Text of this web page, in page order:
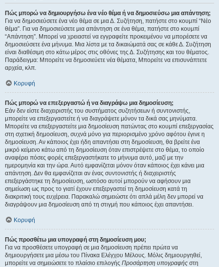
Πώς μπορώ να δημιουργήσω ένα νέο θέμα ή να δημοσιεύσω μια απάντηση;
Για να δημοσιεύσετε ένα νέο θέμα σε μια Δ. Συζήτηση, πατήστε στο κουμπί “Νέο
θέμα”. Για να δημοσιεύσετε μια απάντηση σε ένα θέμα, πατήστε στο κουμπί
“Απάντηση”. Μπορεί να χρειαστεί να εγγραφείτε προκειμένου να μπορέσετε να
δημοσιεύσετε ένα μήνυμα. Μια λίστα με τα δικαιώματά σας σε κάθε Δ. Συζήτηση
είναι διαθέσιμη στο κάτω μέρος στις οθόνες της Δ. Συζήτησης και του θέματος.
Παράδειγμα: Μπορείτε να δημοσιεύετε νέα θέματα, Μπορείτε να επισυνάπτετε
αρχεία, κλπ.
Κορυφή
Πώς μπορώ να επεξεργαστώ ή να διαγράψω μια δημοσίευση;
Εάν δεν είστε διαχειριστής του συστήματος συζητήσεων ή συντονιστής,
μπορείτε να επεξεργαστείτε ή να διαγράψετε μόνον τα δικά σας μηνύματα.
Μπορείτε να επεξεργαστείτε μια δημοσίευση πατώντας στο κουμπί επεξεργασίας
στη σχετική δημοσίευση, συχνά μόνο για περιορισμένο χρόνο αφότου έγινε η
δημοσίευση. Αν κάποιος έχει ήδη απαντήσει στη δημοσίευση, θα βρείτε ένα
μικρό κείμενο κάτω από τη δημοσίευση όταν επιστρέψετε στο θέμα, το οποίο
αναφέρει πόσες φορές επεξεργαστήκατε το μήνυμα αυτό, μαζί με την
ημερομηνία και την ώρα. Αυτό εμφανίζεται μόνον όταν κάποιος έχει κάνει μια
απάντηση. Δεν θα εμφανίζεται αν ένας συντονιστής ή διαχειριστής
επεξεργάστηκε τη δημοσίευση, ωστόσο αυτοί μπορούν να αφήσουν μια
σημείωση ως προς το γιατί έχουν επεξεργαστεί τη δημοσίευση κατά τη
διακριτική τους ευχέρεια. Παρακαλώ σημειώστε ότι απλά μέλη δεν μπορεί να
διαγράψουν μια δημοσίευση από τη στιγμή που κάποιος έχει απαντήσει.
Κορυφή
Πώς προσθέτω μια υπογραφή στη δημοσίευση μου;
Για να προσθέσετε υπογραφή σε μια δημοσίευση πρέπει πρώτα να
δημιουργήσετε μια μέσω του Πίνακα Ελέγχου Μέλους. Μόλις δημιουργηθεί,
μπορείτε να σημειώσετε το πλαίσιο επιλογής Προσάρτηση υπογραφής στη